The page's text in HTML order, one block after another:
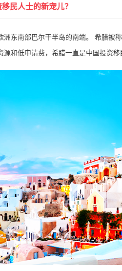
民人士的新宠儿？
东南部巴尔干半岛的南端。 希腊被
和低申请费，希腊一直是中国投资移